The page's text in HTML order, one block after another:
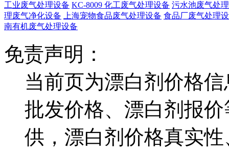
工业废气处理设备 KC-8009 化工废气处理设备 污水池废气处
理废气净化设备
上海宠物食品废气处理设备 食品厂废气处理
南有机废气处理设备
免责声明：
当前页为漂白剂价格
批发价格、漂白剂报
供，漂白剂价格真实